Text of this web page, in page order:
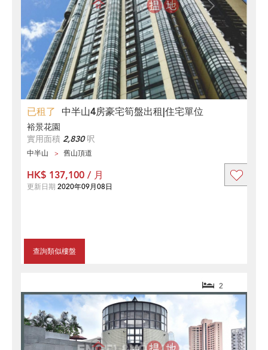
已租了 中半山4房豪宅筍盤出租|住宅單位
裕景花園
實用面積 2,830呎
中半山 舊山頂道
查詢類似樓盤
HK$ 137,100 / 月
更新日期 2020年09月08日
2